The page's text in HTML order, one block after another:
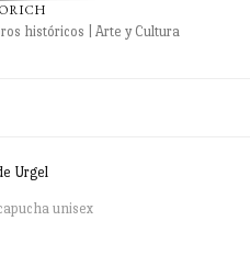
históricos | Arte y Cultura
Urgel
unisex